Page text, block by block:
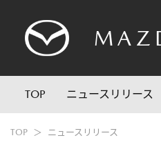
TOP ニュースリリース
TOP ニュースリリース